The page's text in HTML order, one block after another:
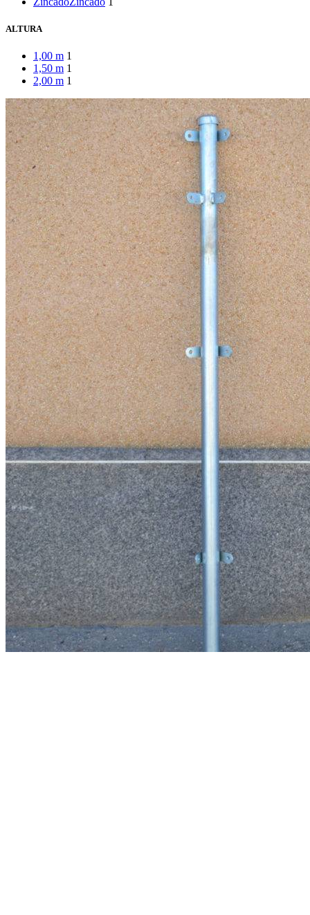
ALTURA
1,00 m 1
1,50 m 1
2,00 m 1